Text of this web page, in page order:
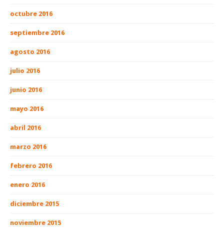
octubre 2016
septiembre 2016
agosto 2016
julio 2016
junio 2016
mayo 2016
abril 2016
marzo 2016
febrero 2016
enero 2016
diciembre 2015
noviembre 2015